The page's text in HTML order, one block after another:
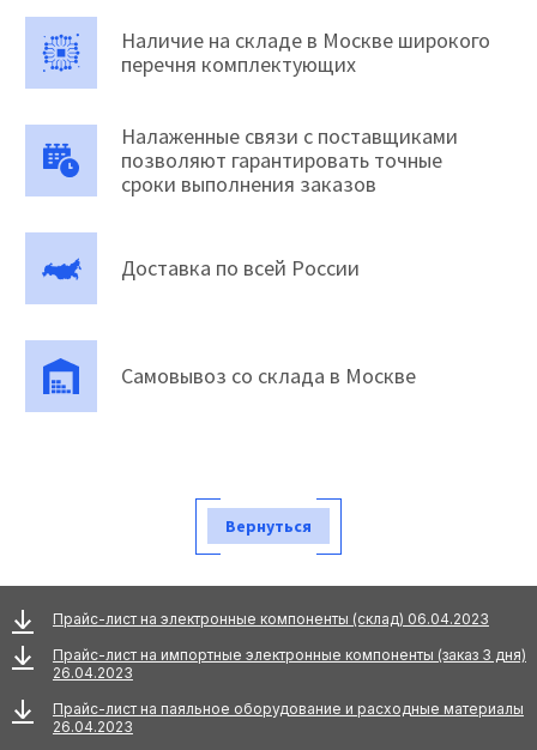
Наличие на складе в Москве широкого
перечня комплектующих
Налаженные связи с поставщиками
позволяют гарантировать точные
сроки выполнения заказов
Доставка по всей России
Самовывоз со склада в Москве
Вернуться
Прайс-лист на электронные компоненты (склад) 06.04.2023
Прайс-лист на импортные электронные компоненты (заказ 3 дня)
26.04.2023
Прайс-лист на паяльное оборудование и расходные материалы
26.04.2023